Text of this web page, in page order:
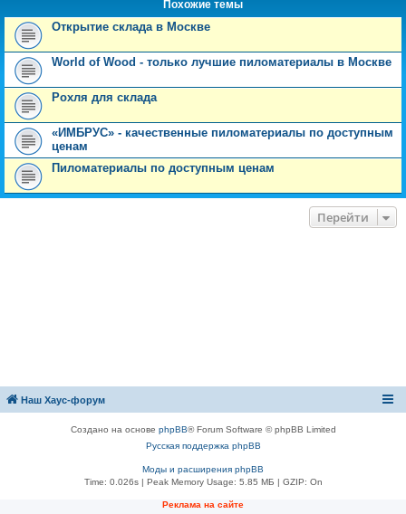
Похожие темы
Открытие склада в Москве
World of Wood - только лучшие пиломатериалы в Москве
Рохля для склада
«ИМБРУС» - качественные пиломатериалы по доступным
ценам
Пиломатериалы по доступным ценам
Перейти
Наш Хаус-форум
Создано на основе phpBB® Forum Software © phpBB Limited
Русская поддержка phpBB
Моды и расширения phpBB
Time: 0.026s| Peak Memory Usage: 5.85 МБ | GZIP: On
Реклама на сайте